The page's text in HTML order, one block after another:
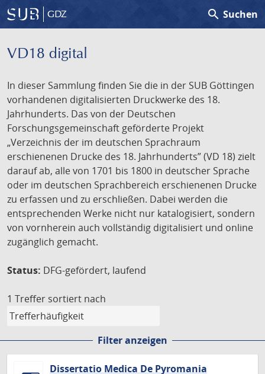
GDZ search Suchen
VD18 digital
In dieser Sammlung finden Sie die in der SUB Göttingen
vorhandenen digitalisierten Druckwerke des 18.
Jahrhunderts. Das von der Deutschen
Forschungsgemeinschaft geförderte Projekt
„Verzeichnis der im deutschen Sprachraum
erschienenen Drucke des 18. Jahrhunderts” (VD 18) zielt
darauf ab, alle von 1701 bis 1800 in deutscher Sprache
oder im deutschen Sprachbereich erschienenen Drucke
zu erfassen und zu erschließen. Dabei werden die
entsprechenden Werke nicht nur katalogisiert, sondern
von vornherein auch vollständig digitalisiert und online
zugänglich gemacht.
Status: DFG-gefördert, laufend
1 Treffer sortiert nach
Filter anzeigen
Dissertatio Medica De Pyromania